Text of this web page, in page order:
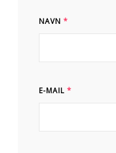
NAVN *
E-MAIL *